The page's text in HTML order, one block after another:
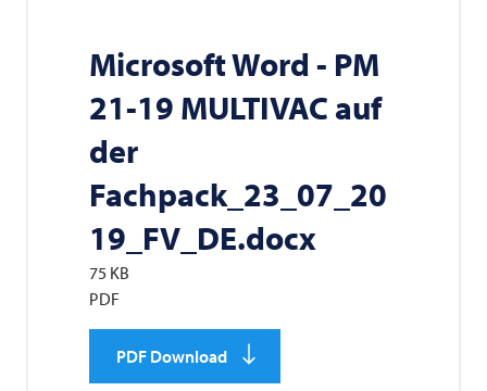
Microsoft Word - PM
21-19 MULTIVAC auf
der
Fachpack_23_07_20
19_FV_DE.docx
75 KB
PDF
PDF Download